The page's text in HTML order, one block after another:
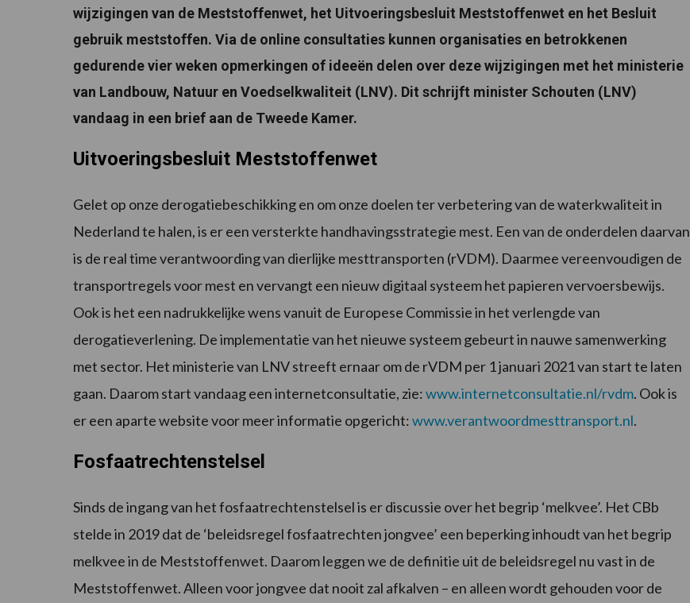
wijzigingen van de Meststoffenwet, het Uitvoeringsbesluit Meststoffenwet en het Besluit
gebruik meststoffen. Via de online consultaties kunnen organisaties en betrokkenen
gedurende vier weken opmerkingen of ideeën delen over deze wijzigingen met het ministerie
van Landbouw, Natuur en Voedselkwaliteit (LNV). Dit schrijft minister Schouten (LNV)
vandaag in een brief aan de Tweede Kamer.
Uitvoeringsbesluit Meststoffenwet
Gelet op onze derogatiebeschikking en om onze doelen ter verbetering van de waterkwaliteit in
Nederland te halen, is er een versterkte handhavingsstrategie mest. Een van de onderdelen daarvan
is de real time verantwoording van dierlijke mesttransporten (rVDM). Daarmee vereenvoudigen de
transportregels voor mest en vervangt een nieuw digitaal systeem het papieren vervoersbewijs.
Ook is het een nadrukkelijke wens vanuit de Europese Commissie in het verlengde van
derogatieverlening. De implementatie van het nieuwe systeem gebeurt in nauwe samenwerking
met sector. Het ministerie van LNV streeft ernaar om de rVDM per 1 januari 2021 van start te laten
gaan. Daarom start vandaag een internetconsultatie, zie:www.internetconsultatie.nl/rvdm. Ook is
er een aparte website voor meer informatie opgericht:www.verantwoordmesttransport.nl.
Fosfaatrechtenstelsel
Sinds de ingang van het fosfaatrechtenstelsel is er discussie over het begrip ‘melkvee’. Het CBb
stelde in 2019 dat de ‘beleidsregel fosfaatrechten jongvee’ een beperking inhoudt van het begrip
melkvee in de Meststoffenwet. Daarom leggen we de definitie uit de beleidsregel nu vast in de
Meststoffenwet. Alleen voor jongvee dat nooit zal afkalven – en alleen wordt gehouden voor de